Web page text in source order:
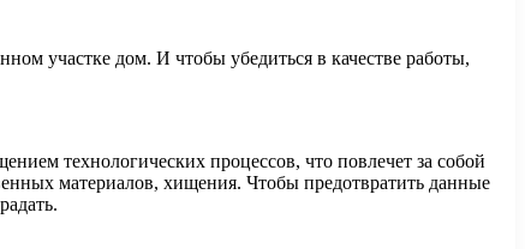
участке дом. И чтобы убедиться в качестве работы,
технологических процессов, что повлечет за собой
материалов, хищения. Чтобы предотвратить данные